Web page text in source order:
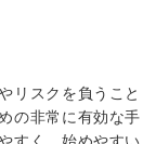
リスクを負うこと
の非常に有効な手